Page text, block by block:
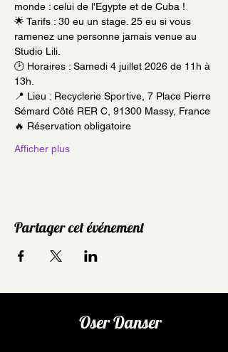
monde : celui de l'Egypte et de Cuba !
🌟 Tarifs : 30 eu un stage. 25 eu si vous
ramenez une personne jamais venue au
Studio Lili.
🕑 Horaires : Samedi 4 juillet 2026 de 11h à
13h.
📍 Lieu : Recyclerie Sportive, 7 Place Pierre
Sémard Côté RER C, 91300 Massy, France
🔥 Réservation obligatoire
Afficher plus
Partager cet événement
Oser Danser